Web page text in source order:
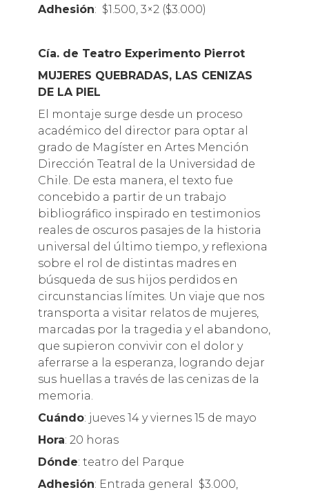
Adhesión: $1.500, 3×2 ($3.000)
Cía. de Teatro Experimento Pierrot
MUJERES QUEBRADAS, LAS CENIZAS
DE LA PIEL
El montaje surge desde un proceso
académico del director para optar al
grado de Magíster en Artes Mención
Dirección Teatral de la Universidad de
Chile. De esta manera, el texto fue
concebido a partir de un trabajo
bibliográfico inspirado en testimonios
reales de oscuros pasajes de la historia
universal del último tiempo, y reflexiona
sobre el rol de distintas madres en
búsqueda de sus hijos perdidos en
circunstancias límites. Un viaje que nos
transporta a visitar relatos de mujeres,
marcadas por la tragedia y el abandono,
que supieron convivir con el dolor y
aferrarse a la esperanza, logrando dejar
sus huellas a través de las cenizas de la
memoria.
Cuándo: jueves 14 y viernes 15 de mayo
Hora: 20 horas
Dónde: teatro del Parque
Adhesión: Entrada general $3.000,